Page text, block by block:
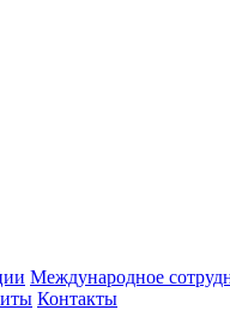
Международное
Контакты